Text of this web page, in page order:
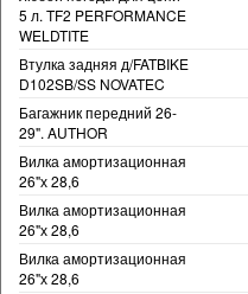
5 л. TF2 PERFORMANCE
WELDTITE
Втулка задняя д/FATBIKE
D102SB/SS NOVATEC
Багажник передний 26-
29". AUTHOR
Вилка амортизационная
26"х 28,6
Вилка амортизационная
26"х 28,6
Вилка амортизационная
26"х 28,6